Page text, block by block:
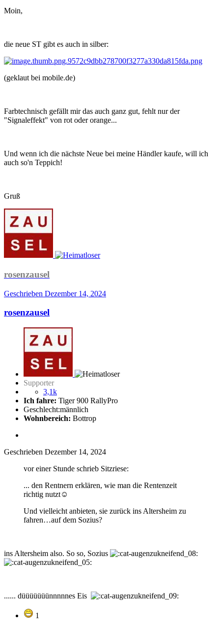
Moin,
die neue ST gibt es auch in silber:
(geklaut bei mobile.de)
Farbtechnisch gefällt mir das auch ganz gut, fehlt nur der
"Signaleffekt" von rot oder orange...
Und wenn ich die nächste Neue bei meine Händler kaufe, will ich
auch so'n Teppich!
Gruß
rosenzausel
Geschrieben Dezember 14, 2024
rosenzausel
Supporter
3,1k
Ich fahre: Tiger 900 RallyPro
Geschlecht:männlich
Wohnbereich: Bottrop
Geschrieben Dezember 14, 2024
vor einer Stunde schrieb Sitzriese:
... den Rentnern erklären, wie man die Rentenzeit
richtig nutzt☺️
Und vielleicht anbieten, sie zurück ins Altersheim zu
fahren…auf dem Sozius?
ins Altersheim also. So so, Sozius
...... düüüüüüünnnnnes Eis
1